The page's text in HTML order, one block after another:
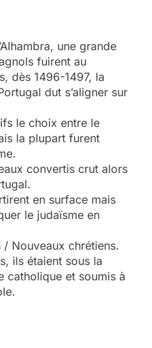
une grande
fuirent au
dès 1496-1497, la
dut s’aligner sur
le choix entre le
la plupart furent
convertis crut alors
en surface mais
le judaïsme en
/ Nouveaux chrétiens.
ils étaient sous la
catholique et soumis à